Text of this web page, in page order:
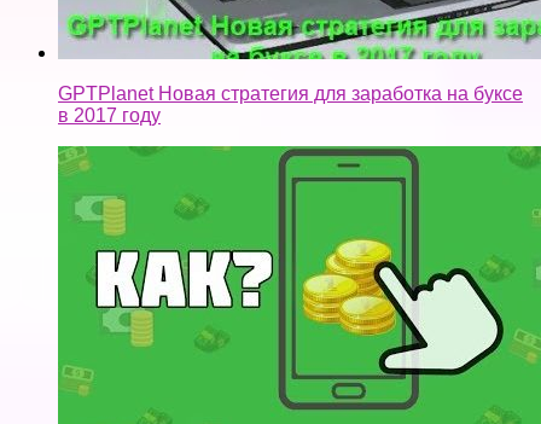
GPTPlanet Новая стратегия для заработка на буксе
в 2017 году